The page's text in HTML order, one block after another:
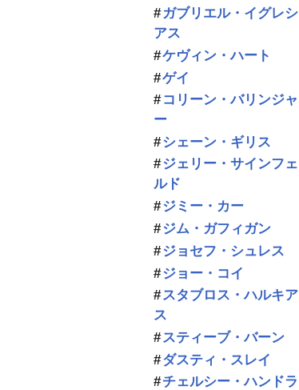
ガブリエル・イグレシ
アス
ケヴィン・ハート
ゲイ
コリーン・バリンジャ
ー
シェーン・ギリス
ジェリー・サインフェ
ルド
ジミー・カー
ジム・ガフィガン
ジョセフ・シュレス
ジョー・コイ
スタブロス・ハルキア
ス
スティーブ・バーン
ダスティ・スレイ
チェルシー・ハンドラ